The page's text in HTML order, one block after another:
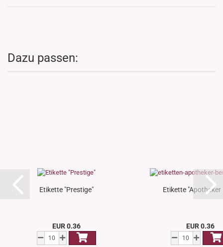
Dazu passen:
Etikette "Prestige"
EUR 0.36
Etikette "Apotheker
EUR 0.36